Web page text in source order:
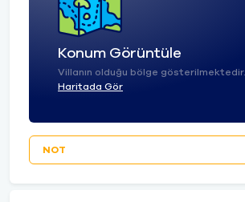
Konum Görüntüle
Villanın olduğu bölge gösterilmektedir.
Haritada Gör
NOT